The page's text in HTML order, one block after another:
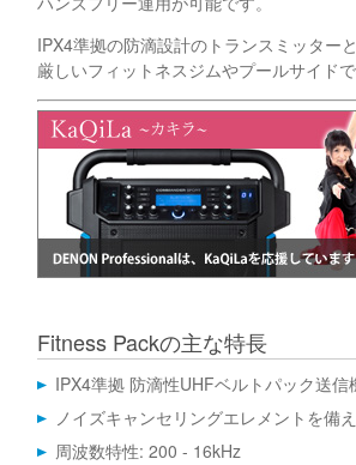
IPX4準拠の防滴設計のトランスミッター
厳しいフィットネスジムやプールサイド
Fitness Packの主な特長
IPX4準拠 防滴性UHFベルトパック送信
ノイズキャンセリングエレメントを備
周波数特性: 200 - 16kHz